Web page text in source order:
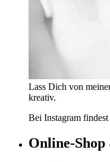
Lass Dich von
kreativ.
Bei Instagram
Online-Shop